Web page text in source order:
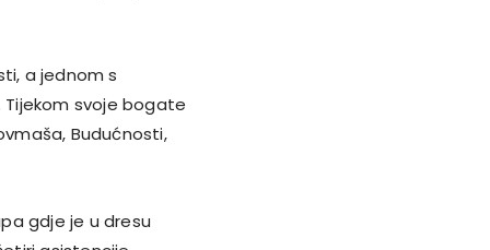
a jednom s
Tijekom svoje bogate
Budućnosti,
gdje je u dresu